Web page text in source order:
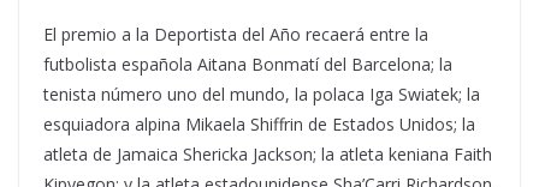
El premio a la Deportista del Año recaerá entre la
futbolista española Aitana Bonmatí del Barcelona; la
tenista número uno del mundo, la polaca Iga Swiatek; la
esquiadora alpina Mikaela Shiffrin de Estados Unidos; la
atleta de Jamaica Shericka Jackson; la atleta keniana Faith